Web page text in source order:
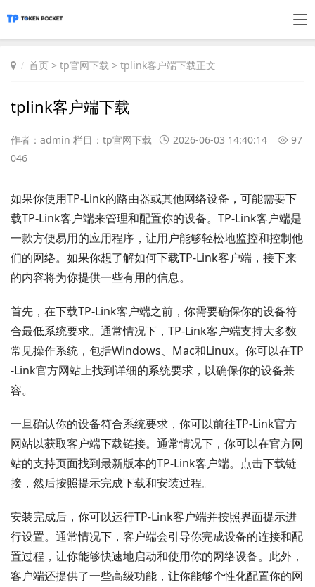
首页 > tp官网下载 > tplink客户端下载正文
tplink客户端下载
作者：admin 栏目： tp官网下载 2026-06-03 14:40:14
97
046
如果你使用TP-Link的路由器或其他网络设备，可能需要下
载TP-Link客户端来管理和配置你的设备。TP-Link客户端是
一款方便易用的应用程序，让用户能够轻松地监控和控制他
们的网络。如果你想了解如何下载TP-Link客户端，接下来
的内容将为你提供一些有用的信息。
首先，在下载TP-Link客户端之前，你需要确保你的设备符
合最低系统要求。通常情况下，TP-Link客户端支持大多数
常见操作系统，包括Windows、Mac和Linux。你可以在TP
-Link官方网站上找到详细的系统要求，以确保你的设备兼
容。
一旦确认你的设备符合系统要求，你可以前往TP-Link官方
网站以获取客户端下载链接。通常情况下，你可以在官方网
站的支持页面找到最新版本的TP-Link客户端。点击下载链
接，然后按照提示完成下载和安装过程。
安装完成后，你可以运行TP-Link客户端并按照界面提示进
行设置。通常情况下，客户端会引导你完成设备的连接和配
置过程，让你能够快速地启动和使用你的网络设备。此外，
客户端还提供了一些高级功能，让你能够个性化配置你的网